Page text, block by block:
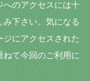
へのアクセスには十
下さい。気になる
にアクセスされた
ねて今回のご利用に